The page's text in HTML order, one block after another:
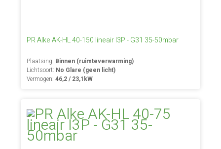
PR Alke AK-HL 40-150 lineair I3P - G31 35-50mbar
Plaatsing: Binnen (ruimteverwarming)
Lichtsoort: No Glare (geen licht)
Vermogen:46,2 / 23,1kW